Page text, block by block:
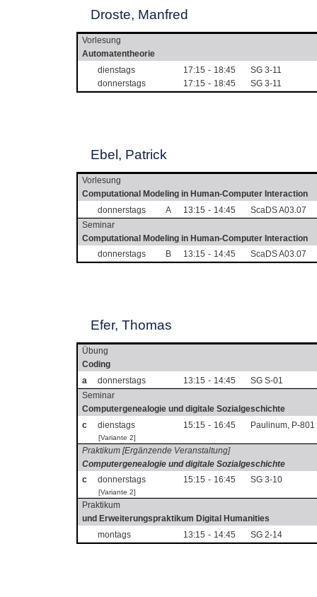
Droste, Manfred
Vorlesung
Automatentheorie
dienstags
17:15 - 18:45
SG 3-11
donnerstags
17:15 - 18:45 SG 3-11
Ebel, Patrick
Vorlesung
Computational Modeling in Human-Computer Interaction
donnerstags
A 13:15 - 14:45
ScaDS A03.07
Seminar
Computational Modeling in Human-Computer Interaction
donnerstags
B 13:15 - 14:45 ScaDS A03.07
Efer, Thomas
Übung
Coding
a
donnerstags 13:15 - 14:45
SG S-01
Seminar
Computergenealogie und digitale Sozialgeschichte
c
dienstags 15:15 - 16:45
[Variante 2]
Paulinum, P-801
Praktikum [Ergänzende Veranstaltung]
Computergenealogie und digitale Sozialgeschichte
c
donnerstags 15:15 - 16:45
[Variante 2]
SG 3-10
Praktikum
und Erweiterungspraktikum Digital Humanities
montags
13:15 - 14:45 SG 2-14